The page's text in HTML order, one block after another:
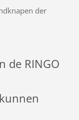
der
de RINGO